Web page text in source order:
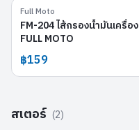
Full Moto
FM-204 ไส้กรองน้ำมันเครื่อง
FULL MOTO
฿159
สเตอร์ (2)